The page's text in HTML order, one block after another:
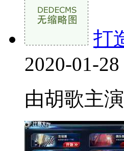
打
2020-01-
由胡歌主